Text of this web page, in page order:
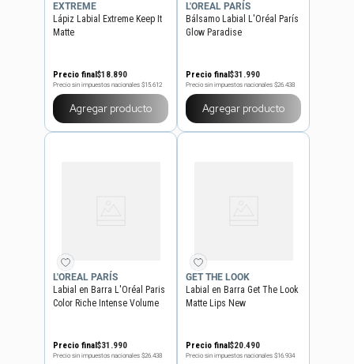
EXTREME
Lápiz Labial Extreme Keep It
Matte
Precio final$18.890
Precio sin impuestos nacionales $15.612
Agregar producto
L'OREAL PARÍS
Bálsamo Labial L'Oréal París
Glow Paradise
Precio final$31 .990
Precio sin impuestos nacionales $26.438
Agregar producto
L'OREAL PARÍS
Labial en Barra L'Oréal Paris
Color Riche Intense Volume
Precio final$31 .990
Precio sin impuestos nacionales $26.438
GET THE LOOK
Labial en Barra Get The Look
Matte Lips New
Precio final$20.490
Precio sin impuestos nacionales $16.934